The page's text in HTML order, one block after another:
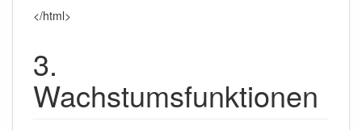
</html>
3.
Wachstumsfunktionen